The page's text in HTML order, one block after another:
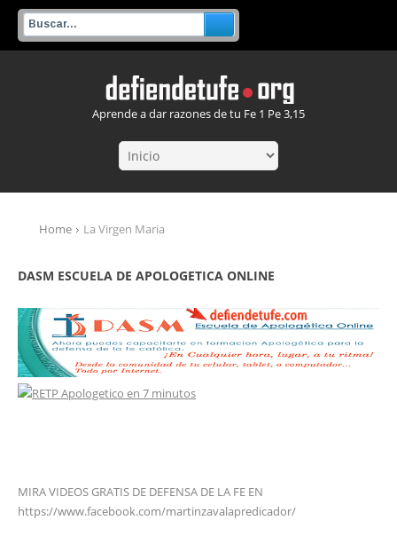
Aprende a dar razones de tu Fe 1 Pe 3,15
Home La Virgen Maria
DASM ESCUELA DE APOLOGETICA ONLINE
MIRA VIDEOS GRATIS DE DEFENSA DE LA FE EN
https://www.facebook.com/martinzavalapredicador/